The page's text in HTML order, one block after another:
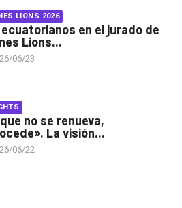
LIONS 2026
ecuatorianos en el jurado de
Lions...
06/23
no se renueva,
La visión...
06/22